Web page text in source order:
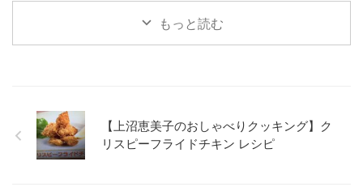
もっと読む
【上沼恵美子のおしゃべりクッキング】ク
リスピーフライドチキン レシピ